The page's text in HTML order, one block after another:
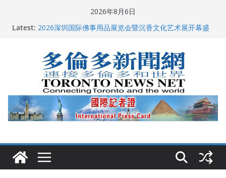
2026年8月6日
Latest: 多伦多市长选举拉开帷幕 多名华人候选人宣布角逐
特朗普称加拿大“不友善”并批评其领导层 卡尼：谈判事
关加拿大就业
2026加拿大青少年儿童绘画比赛颁奖典礼多伦多举行
龚晓华参加多伦多骄傲大游行 与市民分享竞选理念